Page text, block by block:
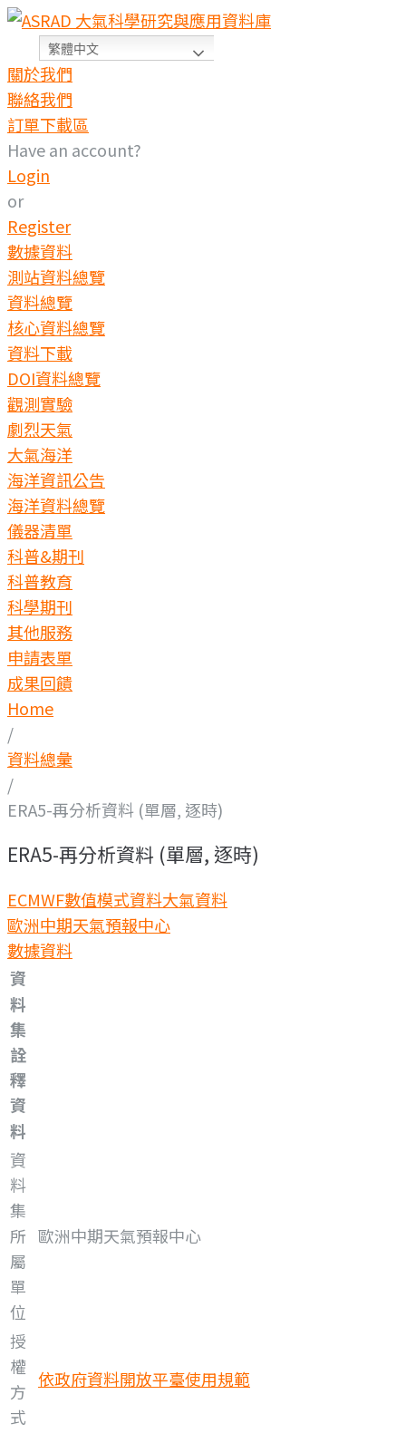
繁體中文
關於我們
聯絡我們
訂單下載區
Have an account?
Login
or
Register
數據資料
測站資料總覽
資料總覽
核心資料總覽
資料下載
DOI資料總覽
觀測實驗
劇烈天氣
大氣海洋
海洋資訊公告
海洋資料總覽
儀器清單
科普&期刊
科普教育
科學期刊
其他服務
申請表單
成果回饋
Home
/
資料總彙
/
ERA5-再分析資料 (單層, 逐時)
ERA5-再分析資料 (單層, 逐時)
ECMWF數值模式資料大氣資料
歐洲中期天氣預報中心
數據資料
資
料
集
詮
釋
資
料
資
料
集
所
屬
單
位
歐洲中期天氣預報中心
授
權
方
式
依政府資料開放平臺使用規範